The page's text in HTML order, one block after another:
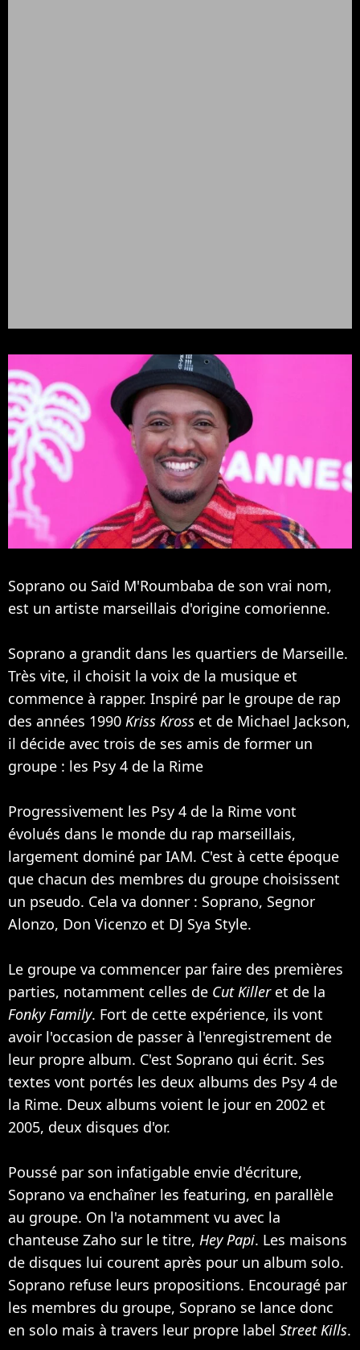
Soprano ou Saïd M'Roumbaba de son vrai nom,
est un artiste marseillais d'origine comorienne.
Soprano a grandit dans les quartiers de Marseille.
Très vite, il choisit la voix de la musique et
commence à rapper. Inspiré par le groupe de rap
des années 1990 Kriss Kross et de Michael Jackson,
il décide avec trois de ses amis de former un
groupe : les Psy 4 de la Rime
Progressivement les Psy 4 de la Rime vont
évolués dans le monde du rap marseillais,
largement dominé par IAM. C'est à cette époque
que chacun des membres du groupe choisissent
un pseudo. Cela va donner : Soprano, Segnor
Alonzo, Don Vicenzo et DJ Sya Style.
Le groupe va commencer par faire des premières
parties, notamment celles de Cut Killeret de la
Fonky Family. Fort de cette expérience, ils vont
avoir l'occasion de passer à l'enregistrement de
leur propre album. C'est Soprano qui écrit. Ses
textes vont portés les deux albums des Psy 4 de
la Rime. Deux albums voient le jour en 2002 et
2005, deux disques d'or.
Poussé par son infatigable envie d'écriture,
Soprano va enchaîner les featuring, en parallèle
au groupe. On l'a notamment vu avec la
chanteuse Zaho sur le titre, Hey Papi. Les maisons
de disques lui courent après pour un album solo.
Soprano refuse leurs propositions. Encouragé par
les membres du groupe, Soprano se lance donc
en solo mais à travers leur propre label Street Kills.